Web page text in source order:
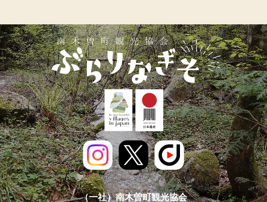
（一社）南木曽町観光協会